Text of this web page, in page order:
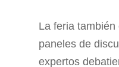
La feria
paneles de
expertos